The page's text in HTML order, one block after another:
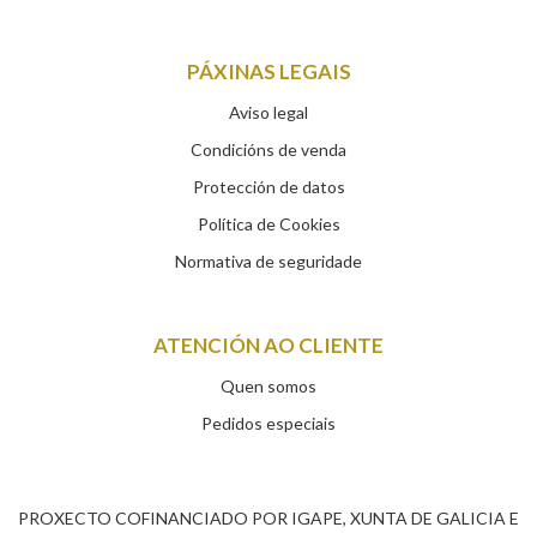
PÁXINAS LEGAIS
Aviso legal
Condicións de venda
Protección de datos
Política de Cookies
Normativa de seguridade
ATENCIÓN AO CLIENTE
Quen somos
Pedidos especiais
PROXECTO COFINANCIADO POR IGAPE, XUNTA DE GALICIA E